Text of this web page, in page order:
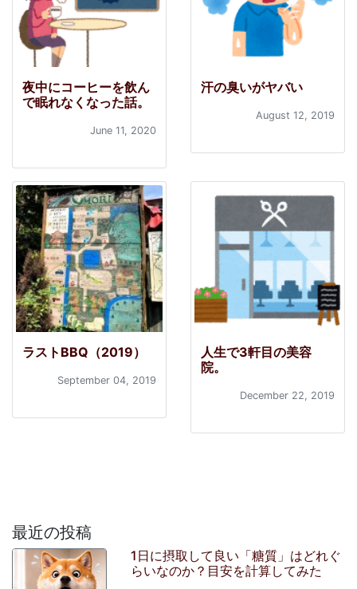
夜中にコーヒーを飲ん
で眠れなくなった話。
June 11, 2020
汗の臭いがヤバい
August 12, 2019
ラストBBQ（2019）
September 04, 2019
人生で3軒目の美容
院。
December 22, 2019
最近の投稿
1日に摂取して良い「糖質」はどれぐ
らいなのか？目安を計算してみた